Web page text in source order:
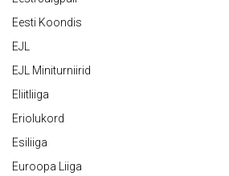
Eesti Koondis
EJL
EJL Miniturniirid
Eliitliiga
Eriolukord
Esiliiga
Euroopa Liiga